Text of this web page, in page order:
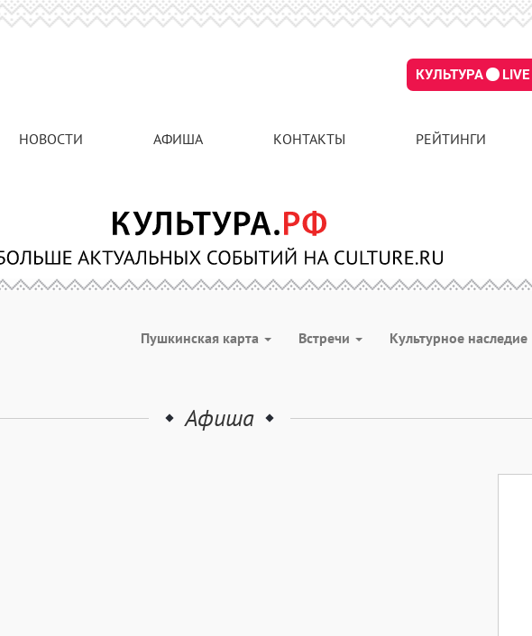
КУЛЬТУРА LIVE
НОВОСТИ АФИША КОНТАКТЫ РЕЙТИНГИ
Пушкинская карта Встречи Культурное наследие
Афиша